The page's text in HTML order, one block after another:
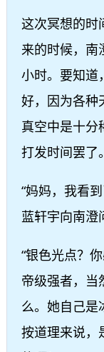
这次冥想的时
来的时候，南
小时。要知道
好，因为各种
真空中是十分
打发时间罢了。
“妈妈，我看
蓝轩宇向南澄
“银色光点？
帝级强者，当
么。她自己是
按道理来说，